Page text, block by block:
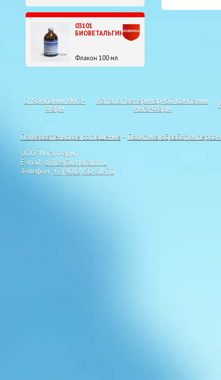
03101
БИОВЕТАЛЬГИН
Флакон 100 мл
О Компании Инга-
Фарм
Каталог ветеринарной компании
Инга-Фарм
Пользовательское соглашение • Политика обработки
ООО "Инга Фарм"
E-mail: office@ingafarm.ru
Телефон: +7 (4012) 50-51-70